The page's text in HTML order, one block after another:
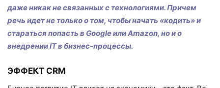
даже никак не связанных с технологиями. Причем
речь идет не только о том, чтобы начать «кодить» и
стараться попасть в Google или Amazon, но и о
внедрении IT в бизнес-процессы.
ЭФФЕКТ CRM